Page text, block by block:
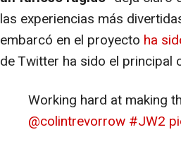
las experiencias más
embarcó en el proyecto ha
de Twitter ha sido el principal
Working hard at making
@colintrevorrow #JW2